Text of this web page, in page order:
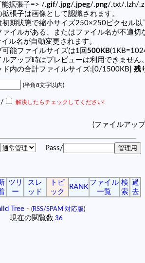
能拡張子=> /.gif/.jpg/.jpeg/.png/.txt/.lzh/
拡張子は画像として認識されます。
初期状態で縮小サイズ250×250ピクセル以
ァイルがある、またはファイル名が不適切
名が自動変更されます。
可能ファイルサイズは1回 500KB
ルアップ時はプレビューは利用できません
ド内の合計ファイルサイズ:[0/1500KB] 残
(半角8文字以内)
解決したらチェックしてください!
(ファイルアッ
Pass/
ツリ
ー
スレ
ッド
トピ
ック
RANK
ファイル
一覧
検
索
過
去
Tree- (RSS/SPAM 対応版)
現在の閲覧数 36